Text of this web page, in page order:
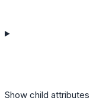
Show child attributes